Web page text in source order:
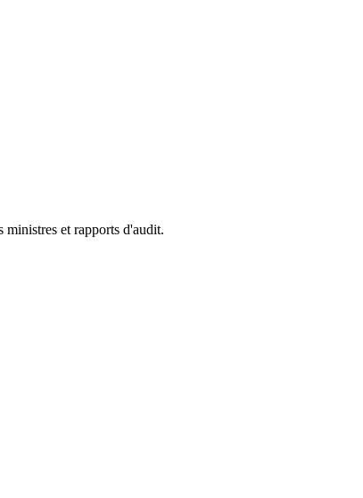
et rapports d'audit.